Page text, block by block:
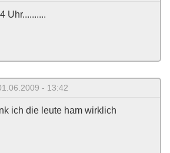
Uhr..........
- 13:42
ich die leute ham wirklich